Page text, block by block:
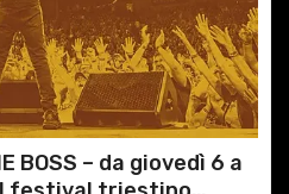
BOSS – da giovedì 6 a